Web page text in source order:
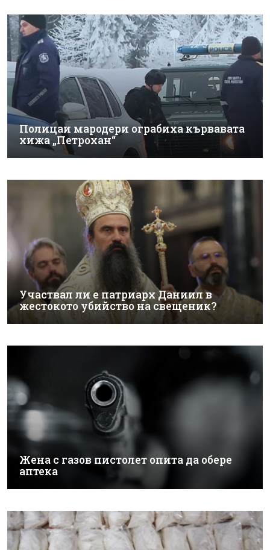
Полицаи мародери ограбиха кървавата
хижа „Петрохан“
Участвал ли е патриарх Даниил в
жестокото убийство на свещеник?
Жена с газов пистолет опита да обере
аптека